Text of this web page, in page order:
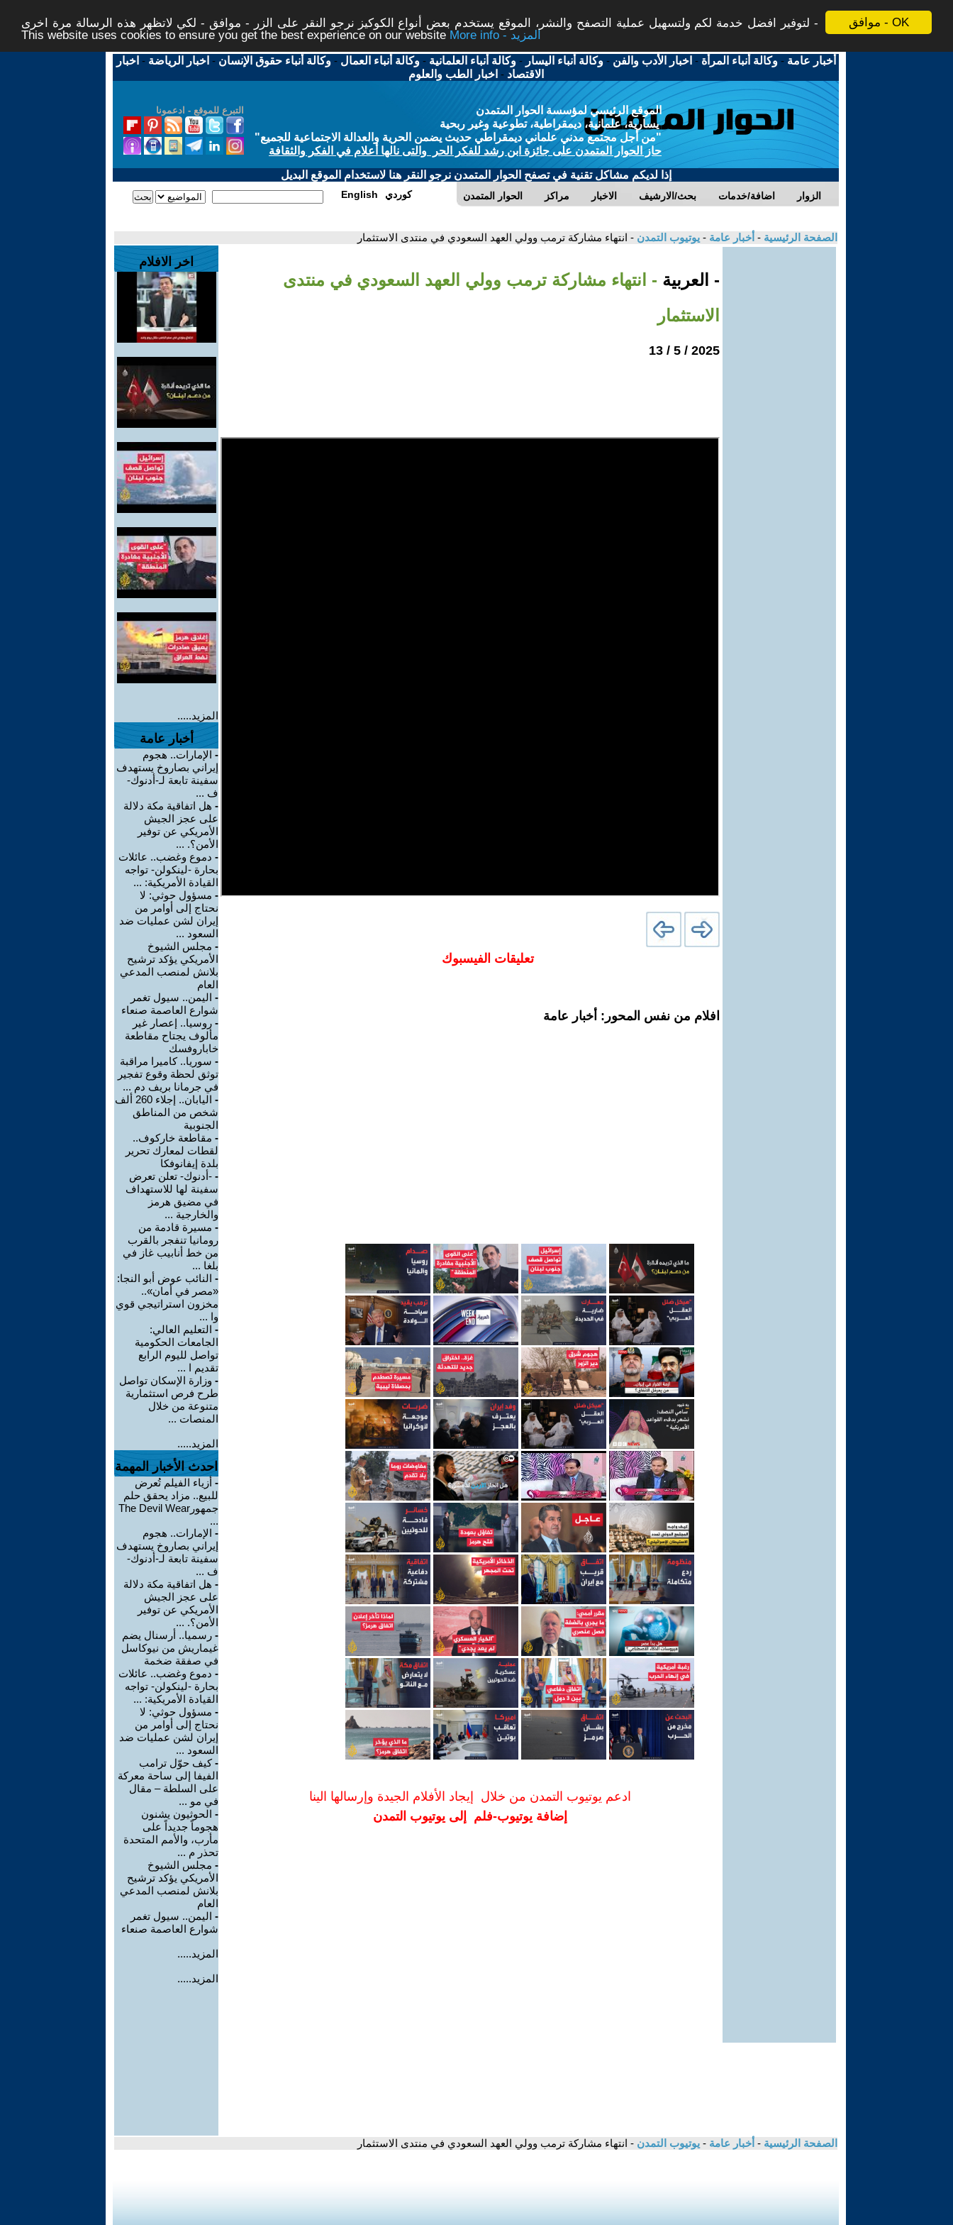
موافق - OK
لتوفير افضل خدمة لكم ولتسهيل عملية التصفح والنشر، الموقع يستخدم بعض أنواع الكوكيز نرجو النقر على الزر - موافق - لكي لاتظهر هذه الرسالة مرة اخرى -
This website uses cookies to ensure you get the best experience on our website
More info - المزيد
أخبار عامة -وكالة أنباء المرأة - اخبار الأدب والفن -وكالة أنباء اليسار -وكالة أنباء العلمانية -وكالة أنباء العمال -وكالة أنباء حقوق الإنسان - اخبار الرياضة - اخبار
الاقتصاد - اخبار الطب والعلوم
التبرع للموقع - ادعمونا
الموقع الرئيسي لمؤسسة الحوار المتمدن
يسارية، علمانية، ديمقراطية، تطوعية وغير ربحية
"من أجل مجتمع مدني علماني ديمقراطي حديث يضمن الحرية والعدالة الاجتماعية للجميع"
حاز الحوار المتمدن على جائزة ابن رشد للفكر الحر والتى نالها أعلام في الفكر والثقافة
إذا لديكم مشاكل تقنية في تصفح الحوار المتمدن نرجو النقر هنا لاستخدام الموقع البديل
الحوار المتمدن مراكز الاخبار بحث/الارشيف اضافة/خدمات الزوار English كوردي
الصفحة الرئيسية - أخبار عامة - يوتيوب التمدن - انتهاء مشاركة ترمب وولي العهد السعودي في منتدى الاستثمار
- العربية - انتهاء مشاركة ترمب وولي العهد السعودي في منتدى
الاستثمار
2025 / 5 / 13
تعليقات الفيسبوك
افلام من نفس المحور: أخبار عامة
ادعم يوتيوب التمدن من خلال إيجاد الأفلام الجيدة وإرسالها الينا
إضافة يوتيوب-فلم إلى يوتيوب التمدن
اخر الافلام
المزيد.....
أخبار عامة
- الإمارات.. هجوم
إيراني بصاروخ يستهدف
سفينة تابعة لـ-أدنوك-
ف ...
- هل اتفاقية مكة دلالة
على عجز الجيش
الأمريكي عن توفير
الأمن؟. ...
- دموع وغضب.. عائلات
بحارة -لينكولن- تواجه
القيادة الأمريكية: ...
- مسؤول حوثي: لا
نحتاج إلى أوامر من
إيران لشن عمليات ضد
السعود ...
- مجلس الشيوخ
الأمريكي يؤكد ترشيح
بلانش لمنصب المدعي
العام
- اليمن.. سيول تغمر
شوارع العاصمة صنعاء
- روسيا.. إعصار غير
مألوف يجتاح مقاطعة
خاباروفسك
- سوريا.. كاميرا مراقبة
توثق لحظة وقوع تفجير
في جرمانا بريف دم ...
-
اليابان.. إجلاء 260 ألف
شخص من المناطق
الجنوبية
- مقاطعة خاركوف..
لقطات لمعارك تحرير
بلدة إيفانوفكا
- -أدنوك- تعلن تعرض
سفينة لها للاستهداف
في مضيق هرمز
والخارجية ...
- مسيرة قادمة من
رومانيا تنفجر بالقرب
من خط أنابيب غاز في
بلغا ...
- النائب عوض أبو النجا:
«مصر في أمان»..
مخزون استراتيجي قوي
وا ...
- التعليم العالي:
الجامعات الحكومية
تواصل لليوم الرابع
تقديم ا ...
- وزارة الإسكان تواصل
طرح فرص استثمارية
متنوعة من خلال
المنصات ...
المزيد.....
احدث الأخبار المهمة
- أزياء الفيلم تُعرض
للبيع.. مزاد يحقق حلم
جمهورThe Devil Wear
...
- الإمارات.. هجوم
إيراني بصاروخ يستهدف
سفينة تابعة لـ-أدنوك-
ف ...
- هل اتفاقية مكة دلالة
على عجز الجيش
الأمريكي عن توفير
الأمن؟. ...
- رسميا.. أرسنال يضم
غيماريش من نيوكاسل
في صفقة ضخمة
- دموع وغضب.. عائلات
بحارة -لينكولن- تواجه
القيادة الأمريكية: ...
- مسؤول حوثي: لا
نحتاج إلى أوامر من
إيران لشن عمليات ضد
السعود ...
-كيف حوّل ترامب
الفيفا إلى ساحة معركة
على السلطة – مقال
في مو ...
- الحوثيون يشنون
هجوماً جديداً على
مأرب، والأمم المتحدة
تحذر م ...
- مجلس الشيوخ
الأمريكي يؤكد ترشيح
بلانش لمنصب المدعي
العام
- اليمن.. سيول تغمر
شوارع العاصمة صنعاء
المزيد.....
المزيد.....
الصفحة الرئيسية - أخبار عامة - يوتيوب التمدن - انتهاء مشاركة ترمب وولي العهد السعودي في منتدى الاستثمار